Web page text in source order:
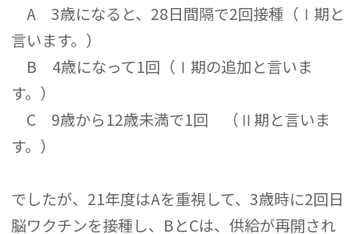
A 3歳になると、28日間隔で2回接種（Ⅰ期と
言います。）
B 4歳になって1回（Ⅰ期の追加と言いま
す。）
C 9歳から12歳未満で1回 （Ⅱ期と言いま
す。）
でしたが、21年度はAを重視して、3歳時に2回日
脳ワクチンを接種し、BとCは、供給が再開され